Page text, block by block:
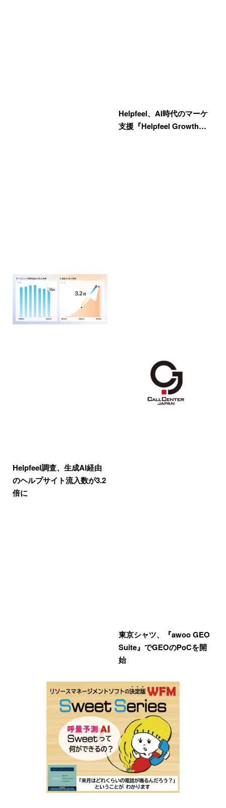
Helpfeel、AI時代のマーケ
支援『Helpfeel Growth…
Helpfeel調査、生成AI経由
のヘルプサイト流入数が3.2
倍に
東京シャツ、『awoo GEO
Suite』でGEOのPoCを開
始